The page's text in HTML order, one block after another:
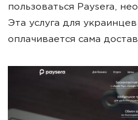
пользоваться Paysera,
Эта услуга для
оплачивается сама